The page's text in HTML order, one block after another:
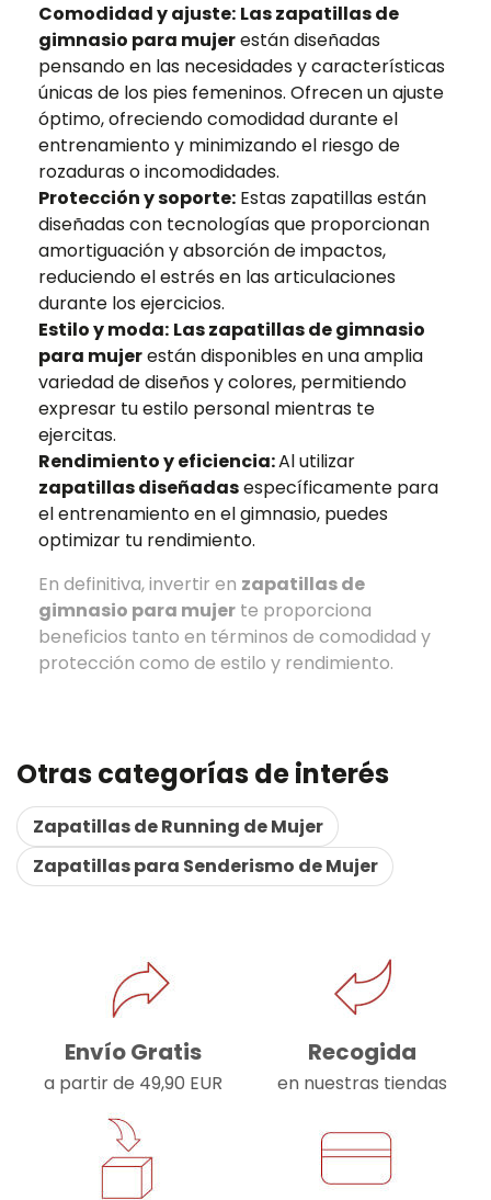
Comodidad y ajuste: Las zapatillas de
gimnasio para mujerestán diseñadas
pensando en las necesidades y características
únicas de los pies femeninos. Ofrecen un ajuste
óptimo, ofreciendo comodidad durante el
entrenamiento y minimizando el riesgo de
rozaduras o incomodidades.
Protección y soporte: Estas zapatillas están
diseñadas con tecnologías que proporcionan
amortiguación y absorción de impactos,
reduciendo el estrés en las articulaciones
durante los ejercicios.
Estilo y moda: Las zapatillas de gimnasio
para mujerestán disponibles en una amplia
variedad de diseños y colores, permitiendo
expresar tu estilo personal mientras te
ejercitas.
Rendimiento y eficiencia:Al utilizar
zapatillas diseñadasespecíficamente para
el entrenamiento en el gimnasio, puedes
optimizar tu rendimiento.
En definitiva, invertir en zapatillas de
gimnasio para mujer te proporciona
beneficios tanto en términos de comodidad y
protección como de estilo y rendimiento.
Otras categorías de interés
Zapatillas de Running de Mujer
Zapatillas para Senderismo de Mujer
Envío Gratis
a partir de 49,90 EUR
Recogida
en nuestras tiendas